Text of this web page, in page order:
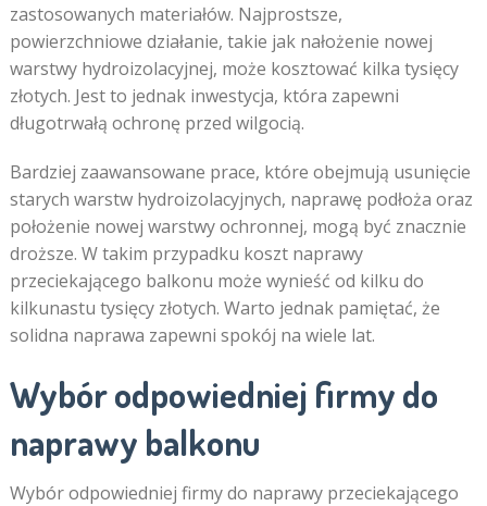
zastosowanych materiałów. Najprostsze,
powierzchniowe działanie, takie jak nałożenie nowej
warstwy hydroizolacyjnej, może kosztować kilka tysięcy
złotych. Jest to jednak inwestycja, która zapewni
długotrwałą ochronę przed wilgocią.
Bardziej zaawansowane prace, które obejmują usunięcie
starych warstw hydroizolacyjnych, naprawę podłoża oraz
położenie nowej warstwy ochronnej, mogą być znacznie
droższe. W takim przypadku koszt naprawy
przeciekającego balkonu może wynieść od kilku do
kilkunastu tysięcy złotych. Warto jednak pamiętać, że
solidna naprawa zapewni spokój na wiele lat.
Wybór odpowiedniej firmy do
naprawy balkonu
Wybór odpowiedniej firmy do naprawy przeciekającego